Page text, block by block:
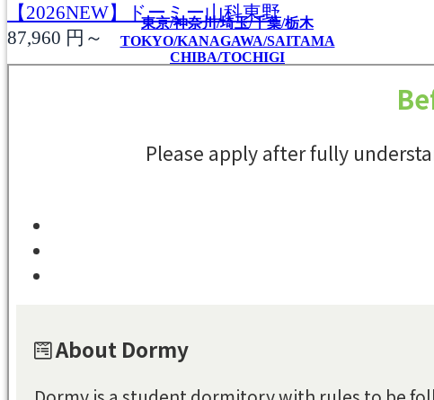
東京/神奈川/埼玉/千葉/栃木
TOKYO/KANAGAWA/SAITAMA
CHIBA/TOCHIGI
【2026NEW】ドーミー山科東野
87,960 円～